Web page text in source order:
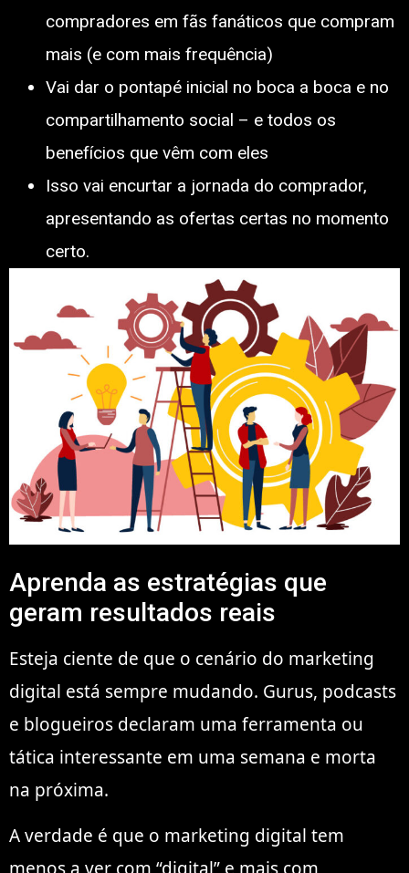
compradores em fãs fanáticos que compram
mais (e com mais frequência)
Vai dar o pontapé inicial no boca a boca e no
compartilhamento social – e todos os
benefícios que vêm com eles
Isso vai encurtar a jornada do comprador,
apresentando as ofertas certas no momento
certo.
Aprenda as estratégias que
geram resultados reais
Esteja ciente de que o cenário do marketing
digital está sempre mudando. Gurus, podcasts
e blogueiros declaram uma ferramenta ou
tática interessante em uma semana e morta
na próxima.
A verdade é que o marketing digital tem